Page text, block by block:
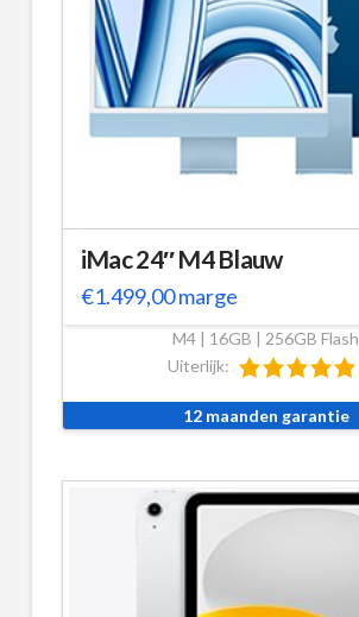
iMac 24″ M4 Blauw
€1.499,00marge
M4 | 16GB | 256GB Flash
Uiterlijk:
12 maanden garantie